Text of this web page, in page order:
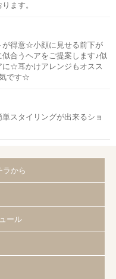
ます。
が得意☆小顔に見せる前下が
合うヘアをご提案します♪似
に☆耳かけアレンジもオスス
です☆
スタイリングが出来るショ
ラから
ール